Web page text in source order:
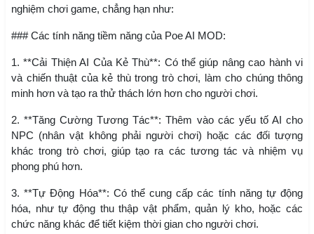
nghiệm chơi game, chẳng hạn như:
### Các tính năng tiềm năng của Poe AI MOD:
1. **Cải Thiện AI Của Kẻ Thù**: Có thể giúp nâng cao hành vi
và chiến thuật của kẻ thù trong trò chơi, làm cho chúng thông
minh hơn và tạo ra thử thách lớn hơn cho người chơi.
2. **Tăng Cường Tương Tác**: Thêm vào các yếu tố AI cho
NPC (nhân vật không phải người chơi) hoặc các đối tượng
khác trong trò chơi, giúp tạo ra các tương tác và nhiệm vụ
phong phú hơn.
3. **Tự Động Hóa**: Có thể cung cấp các tính năng tự động
hóa, như tự động thu thập vật phẩm, quản lý kho, hoặc các
chức năng khác để tiết kiệm thời gian cho người chơi.